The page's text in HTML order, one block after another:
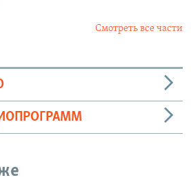
Смотреть все части